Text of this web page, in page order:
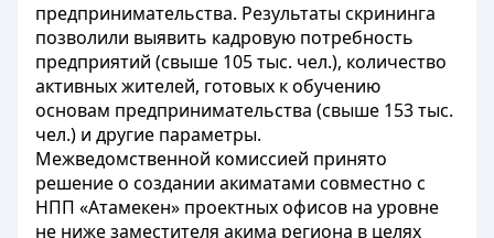
предпринимательства. Результаты скрининга
позволили выявить кадровую потребность
предприятий (свыше 105 тыс. чел.), количество
активных жителей, готовых к обучению
основам предпринимательства (свыше 153 тыс.
чел.) и другие параметры.
Межведомственной комиссией принято
решение о создании акиматами совместно с
НПП «Атамекен» проектных офисов на уровне
не ниже заместителя акима региона в целях